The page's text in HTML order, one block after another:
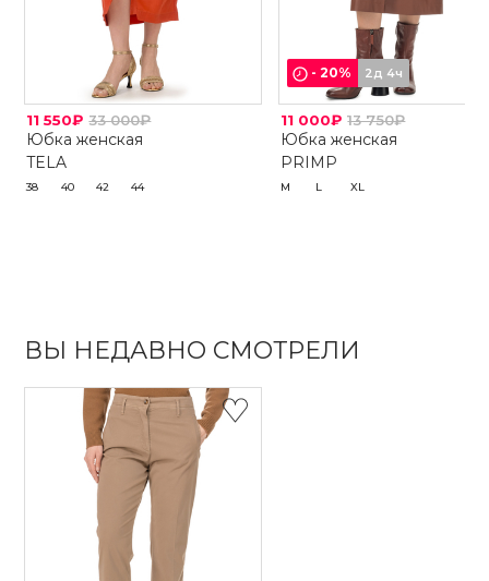
11 550₽ 33 000₽
Юбка женская
TELA
38 40 42 44
-20% 2д 4ч
11 000₽ 13 750₽
Юбка женская
PRIMP
M L XL
ВЫ НЕДАВНО СМОТРЕЛИ